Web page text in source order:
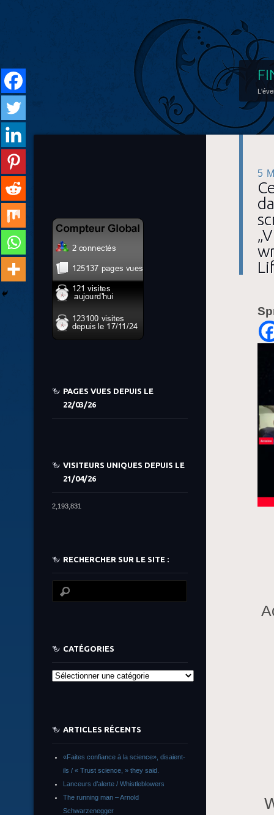
5
PAGES VUES DEPUIS LE
22/03/26
VISITEURS UNIQUES DEPUIS LE
21/04/26
2,193,831
RECHERCHER SUR LE SITE :
CATÉGORIES
Catégories
ARTICLES RÉCENTS
«Faites confiance à la science», disaient-
ils / « Trust science, » they said.
Lanceurs d’alerte / Whistleblowers
The running man – Arnold
Schwarzenegger